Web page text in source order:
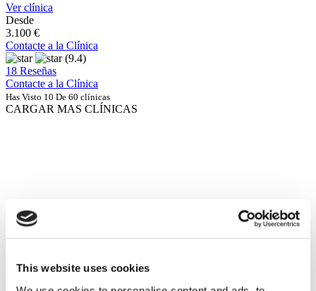
This website uses cookies
Ver clínica
Desde
3.100 €
Contacte a la Clínica
(9.4)
18 Reseñas
Contacte a la Clínica
Has Visto 10 De 60 clínicas
CARGAR MAS CLÍNICAS